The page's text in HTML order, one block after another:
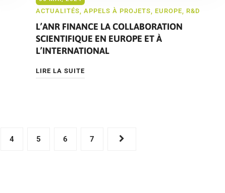
ACTUALITÉS APPELS À PROJETS EUROPE R&D
L’ANR FINANCE LA COLLABORATION
SCIENTIFIQUE EN EUROPE ET À
L’INTERNATIONAL
LIRE LA SUITE
4 5 6 7